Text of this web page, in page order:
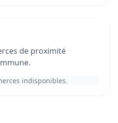
de proximité
indisponibles.